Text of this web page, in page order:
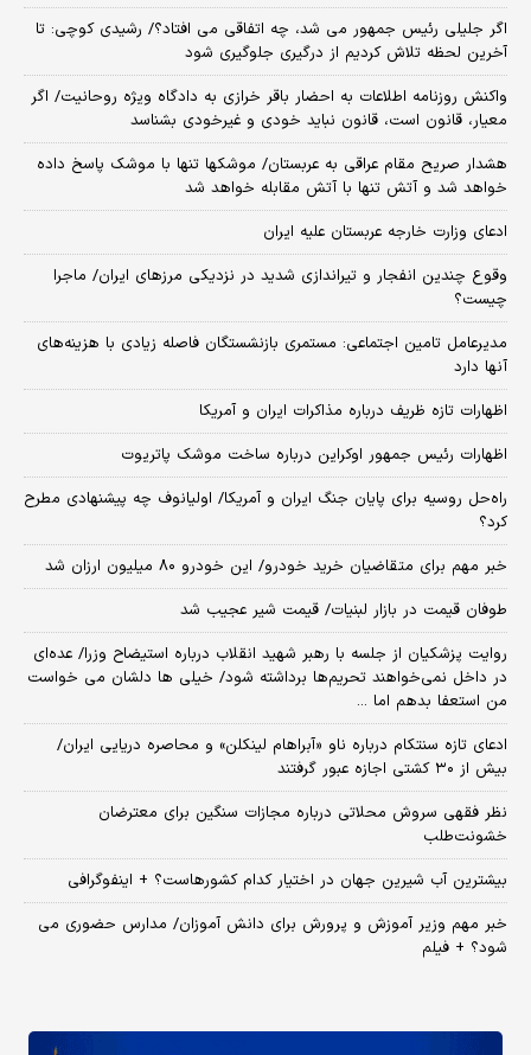
اگر جلیلی رئیس جمهور می شد، چه اتفاقی می افتاد؟/ رشیدی کوچی: تا
آخرین لحظه تلاش کردیم از درگیری جلوگیری شود
واکنش روزنامه اطلاعات به احضار باقر خرازی به دادگاه ویژه روحانیت/ اگر
معیار، قانون است، قانون نباید خودی و غیرخودی بشناسد
هشدار صریح مقام عراقی به عربستان/ موشکها تنها با موشک پاسخ داده
خواهد شد و آتش تنها با آتش مقابله خواهد شد
ادعای وزارت خارجه عربستان علیه ایران
وقوع چندین انفجار و تیراندازی شدید در نزدیکی مرز‌های ایران/ ماجرا
چیست؟
مدیرعامل تامین اجتماعی: مستمری بازنشستگان فاصله زیادی با هزینه‌های
آنها دارد
اظهارات تازه ظریف درباره مذاکرات ایران و آمریکا
اظهارات رئیس جمهور اوکراین درباره ساخت موشک پاتریوت
راه‌حل روسیه برای پایان جنگ ایران و آمریکا/ اولیانوف چه پیشنهادی مطرح
کرد؟
خبر مهم برای متقاضیان خرید خودرو/ این خودرو ۸۰ میلیون ارزان شد
طوفان قیمت در بازار لبنیات/ قیمت شیر عجیب شد
روایت پزشکیان از جلسه با رهبر شهید انقلاب درباره استیضاح وزرا/ عده‌ای
در داخل نمی‌خواهند تحریم‌ها برداشته شود/ خیلی ها دلشان می خواست
من استعفا بدهم اما ...
ادعای تازه سنتکام درباره ناو «آبراهام لینکلن» و محاصره دریایی ایران/
بیش از ۳۰ کشتی اجازه عبور گرفتند
نظر فقهی سروش محلاتی درباره مجازات سنگین برای معترضان
خشونت‌طلب
بیشترین آب شیرین جهان در اختیار کدام کشورهاست؟ + اینفوگرافی
خبر مهم وزیر آموزش و پرورش برای دانش آموزان/ مدارس حضوری می
شود؟ + فیلم